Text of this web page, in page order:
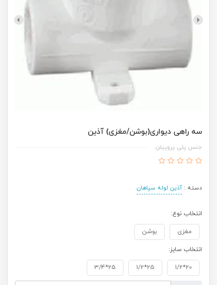
سه راهی دیواری(بوشن/مغزی) آذین
جنس پلی پروپیلن
دسته : آذین لوله سپاهان
انتخاب نوع:
مغزی بوشن
انتخاب سایز:
20*1/2
25*1/2
25*3/4